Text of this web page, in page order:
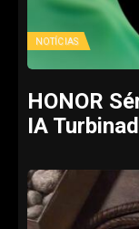
NOTÍCIAS
HONOR
IA